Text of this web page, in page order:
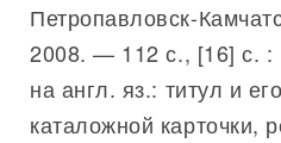
Петропавловск-
2008. — 112 с., [16] с.
на англ. яз.: титул и
каталожной